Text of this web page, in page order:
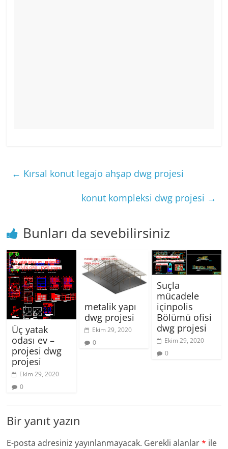
← Kırsal konut legajo ahşap dwg projesi
konut kompleksi dwg projesi →
Bunları da sevebilirsiniz
Üç yatak
odası ev –
projesi dwg
projesi
Ekim 29, 2020
0
metalik yapı
dwg projesi
Ekim 29, 2020
0
Suçla
mücadele
içinpolis
Bölümü ofisi
dwg projesi
Ekim 29, 2020
0
Bir yanıt yazın
E-posta adresiniz yayınlanmayacak. Gerekli alanlar* ile